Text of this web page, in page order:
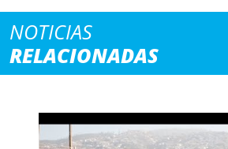
NOTICIAS
RELACIONADAS